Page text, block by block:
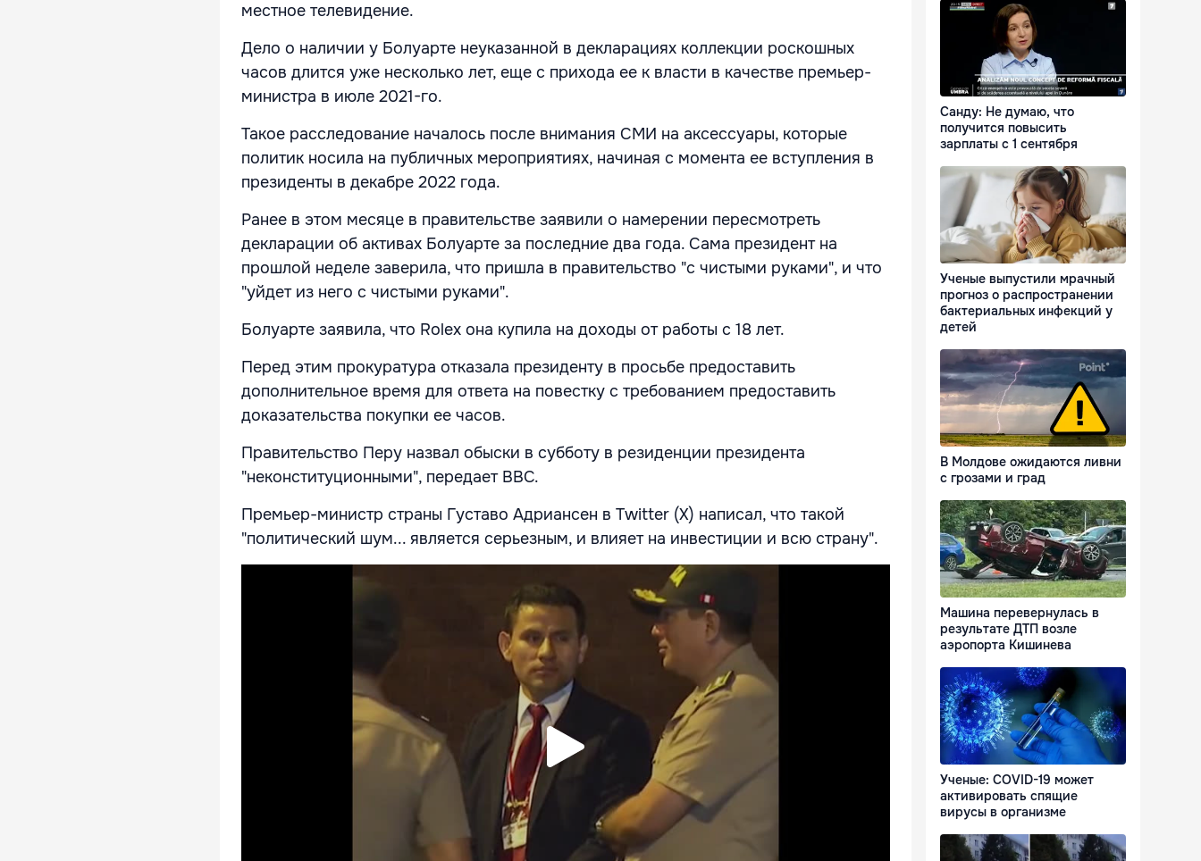
местное телевидение.
Дело о наличии у Болуарте неуказанной в декларациях коллекции роскошных
часов длится уже несколько лет, еще с прихода ее к власти в качестве премьер-
министра в июле 2021-го.
Такое расследование началось после внимания СМИ на аксессуары, которые
политик носила на публичных мероприятиях, начиная с момента ее вступления в
президенты в декабре 2022 года.
Ранее в этом месяце в правительстве заявили о намерении пересмотреть
декларации об активах Болуарте за последние два года. Сама президент на
прошлой неделе заверила, что пришла в правительство "с чистыми руками", и что
"уйдет из него с чистыми руками".
Болуарте заявила, что Rolex она купила на доходы от работы с 18 лет.
Перед этим прокуратура отказала президенту в просьбе предоставить
дополнительное время для ответа на повестку с требованием предоставить
доказательства покупки ее часов.
Правительство Перу назвал обыски в субботу в резиденции президента
"неконституционными", передает BBC.
Премьер-министр страны Густаво Адриансен в Twitter (X) написал, что такой
"политический шум... является серьезным, и влияет на инвестиции и всю страну".
Санду: Не думаю, что
получится повысить
зарплаты с 1 сентября
Ученые выпустили мрачный
прогноз о распространении
бактериальных инфекций у
детей
В Молдове ожидаются ливни
с грозами и град
Машина перевернулась в
результате ДТП возле
аэропорта Кишинева
Ученые: COVID-19 может
активировать спящие
вирусы в организме